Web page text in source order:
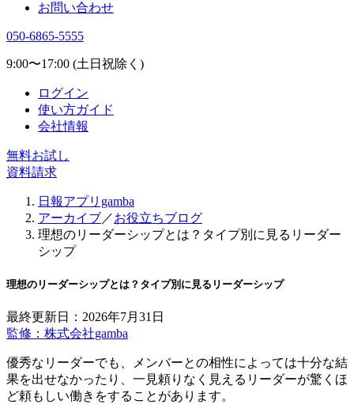
お問い合わせ
050-6865-5555
9:00〜17:00 (土日祝除く)
ログイン
使い方ガイド
会社情報
無料お試し
資料請求
日報アプリgamba
アーカイブ／お役立ちブログ
理想のリーダーシップとは？タイプ別に見るリーダー
シップ
理想のリーダーシップとは？タイプ別に見るリーダーシップ
最終更新日：2026年7月31日
監修：株式会社gamba
優秀なリーダーでも、メンバーとの相性によっては十分な結
果を出せなかったり、一見頼りなく見えるリーダーが驚くほ
ど頼もしい働きをすることがあります。